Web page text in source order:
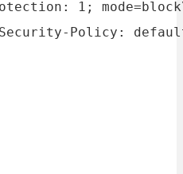
1;
Policy: